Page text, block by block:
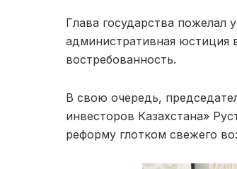
Глава государства
административная юстиция
востребованность.
В свою очередь,
инвесторов Казахстана»
реформу глотком свежего